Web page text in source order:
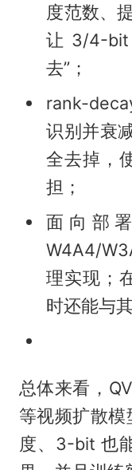
度范数、
让 3/4-bit
去”；
rank-
识别并衰
全去掉，
担；
面向部
W4A4/
理实现；
时还能与
总体来看，
等视频扩散
度、3-bit 也